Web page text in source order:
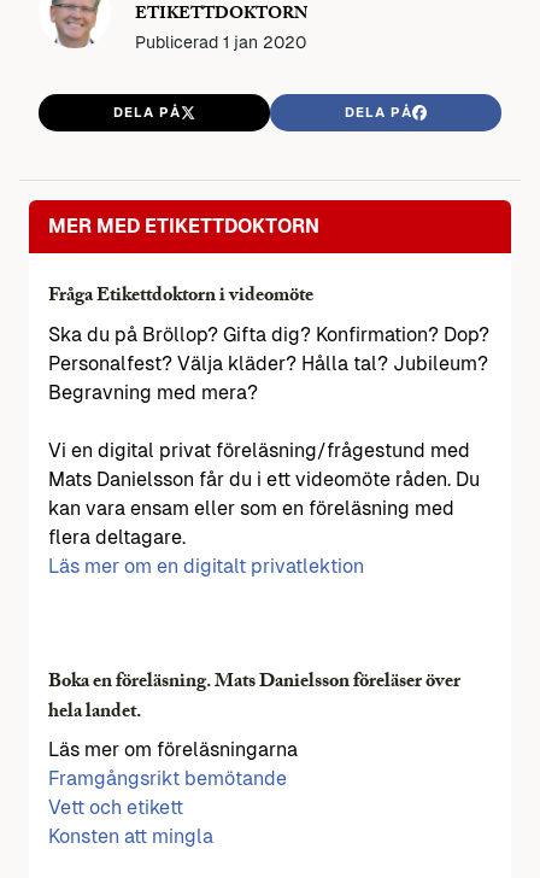
ETIKETTDOKTORN
Publicerad 1 jan 2020
DELA PÅ DELA PÅ
MER MED ETIKETTDOKTORN
Fråga Etikettdoktorn i videomöte
Ska du på Bröllop? Gifta dig? Konfirmation? Dop?
Personalfest? Välja kläder? Hålla tal? Jubileum?
Begravning med mera?
Vi en digital privat föreläsning/frågestund med
Mats Danielsson får du i ett videomöte råden. Du
kan vara ensam eller som en föreläsning med
flera deltagare.
Läs mer om en digitalt privatlektion
Boka en föreläsning. Mats Danielsson föreläser över
hela landet.
Läs mer om föreläsningarna
Framgångsrikt bemötande
Vett och etikett
Konsten att mingla